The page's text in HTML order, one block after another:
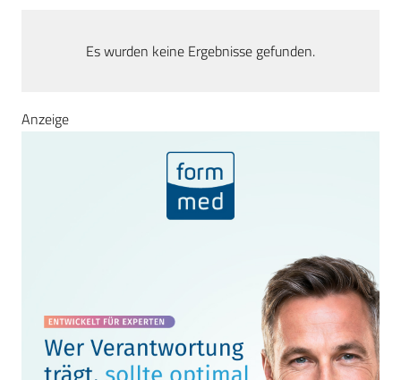
Es wurden keine Ergebnisse gefunden.
Anzeige